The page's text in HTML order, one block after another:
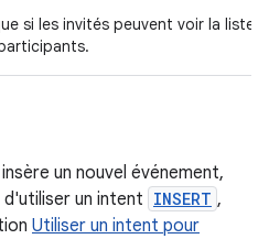
si les invités peuvent voir la liste
un nouvel événement,
un intent INSERT ,
Utiliser un intent pour